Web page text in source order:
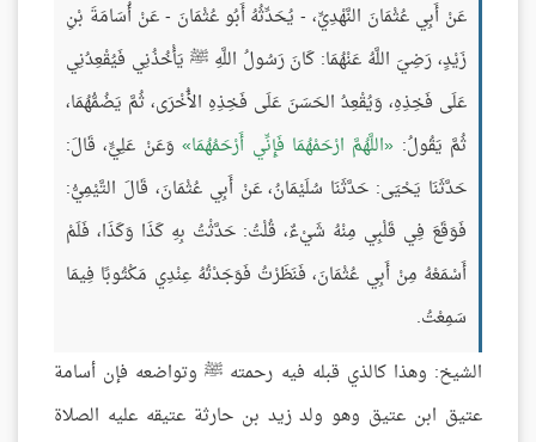
عَنْ أَبِي عُثْمَانَ النَّهْدِيِّ، - يُحَدِّثُهُ أَبُو عُثْمَانَ - عَنْ أُسَامَةَ بْنِ
زَيْدٍ، رَضِيَ اللَّهُ عَنْهُمَا: كَانَ رَسُولُ اللَّهِ ﷺ يَأْخُذُنِي فَيُقْعِدُنِي
عَلَى فَخِذِهِ، وَيُقْعِدُ الحَسَنَ عَلَى فَخِذِهِ الأُخْرَى، ثُمَّ يَضُمُّهُمَا،
ثُمَّ يَقُولُ: اللَّهُمَّ ارْحَمْهُمَا فَإِنِّي أَرْحَمُهُمَا وَعَنْ عَلِيٍّ، قَالَ:
حَدَّثَنَا يَحْيَى: حَدَّثَنَا سُلَيْمَانُ، عَنْ أَبِي عُثْمَانَ، قَالَ التَّيْمِيُّ:
فَوَقَعَ فِي قَلْبِي مِنْهُ شَيْءٌ، قُلْتُ: حَدَّثْتُ بِهِ كَذَا وَكَذَا، فَلَمْ
أَسْمَعْهُ مِنْ أَبِي عُثْمَانَ، فَنَظَرْتُ فَوَجَدْتُهُ عِنْدِي مَكْتُوبًا فِيمَا
سَمِعْتُ.
الشيخ: وهذا كالذي قبله فيه رحمته ﷺ وتواضعه فإن أسامة
عتيق ابن عتيق وهو ولد زيد بن حارثة عتيقه عليه الصلاة